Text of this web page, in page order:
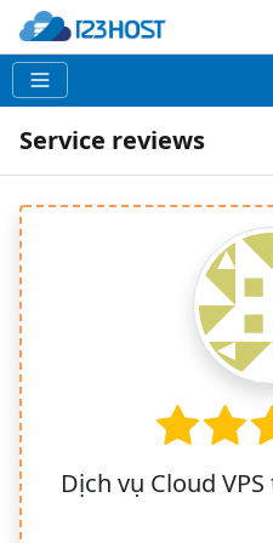
Service reviews
Dịch vụ Cloud